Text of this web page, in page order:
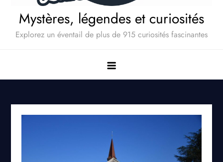
Mystères, légendes et curiosités
Explorez un éventail de plus de 915 curiosités fascinantes